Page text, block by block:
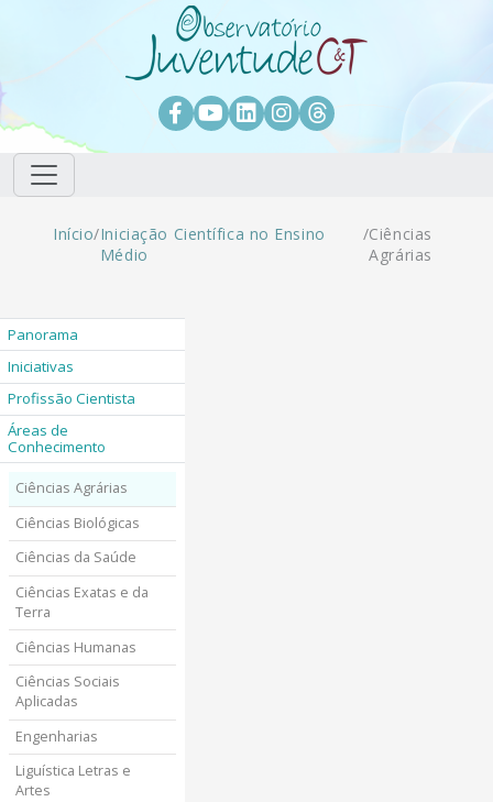
Pular para o conteúdo principal
Facebook
Youtube
LinkedIn
Instagram
Threads
Trilha de navegação
Início/Iniciação Científica no Ensino
Médio
/Ciências
Agrárias
Panorama
Iniciativas
Profissão Cientista
Áreas de
Conhecimento
Ciências Agrárias
Ciências Biológicas
Ciências da Saúde
Ciências Exatas e da
Terra
Ciências Humanas
Ciências Sociais
Aplicadas
Engenharias
Liguística Letras e
Artes